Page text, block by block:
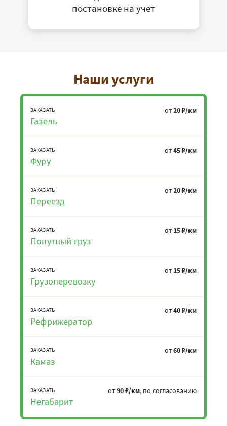
постановке на учет
Наши услуги
ЗАКАЗАТЬ
Газель
от20 ₽/км
ЗАКАЗАТЬ
Фуру
от45 ₽/км
ЗАКАЗАТЬ
Переезд
от20 ₽/км
ЗАКАЗАТЬ
Попутный груз
от 15 ₽/км
ЗАКАЗАТЬ
Грузоперевозку
от 15 ₽/км
ЗАКАЗАТЬ
Рефрижератор
от40 ₽/км
ЗАКАЗАТЬ
Камаз
от60 ₽/км
ЗАКАЗАТЬ
Негабарит
от90 ₽/км, по согласованию